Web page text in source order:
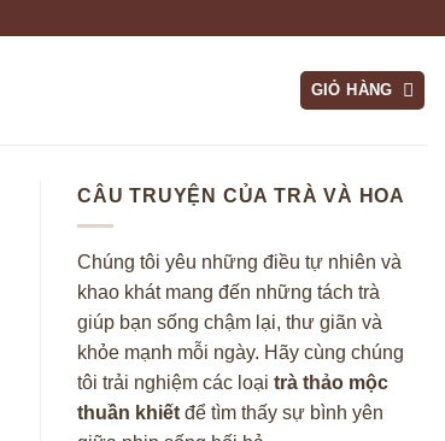
GIỎ HÀNG
CÂU TRUYỆN CỦA TRÀ VÀ HOA
Chúng tôi yêu những điều tự nhiên và
khao khát mang đến những tách trà
giúp bạn sống chậm lại, thư giãn và
khỏe mạnh mỗi ngày. Hãy cùng chúng
tôi trải nghiệm các loại trà thảo mộc
thuần khiết để tìm thấy sự bình yên